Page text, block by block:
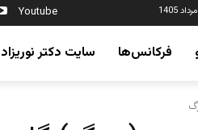
Youtube
فرکانس‌ها سایت دکتر